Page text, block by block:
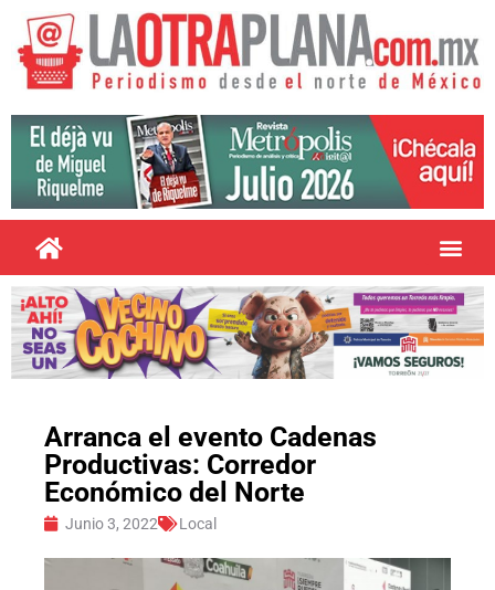
Arranca el evento Cadenas
Productivas: Corredor
Económico del Norte
Junio 3, 2022 Local